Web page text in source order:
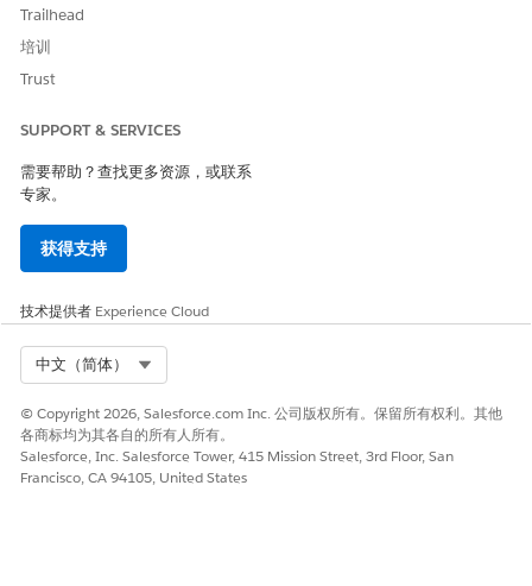
Trailhead
培训
Trust
SUPPORT & SERVICES
需要帮助？查找更多资源，或联系
专家。
获得支持
技术提供者 Experience Cloud
中文（简体）
© Copyright 2026, Salesforce.com Inc. 公司版权所有。保留所有权利。其他
各商标均为其各自的所有人所有。
Salesforce, Inc. Salesforce Tower, 415 Mission Street, 3rd Floor, San
Francisco, CA 94105, United States